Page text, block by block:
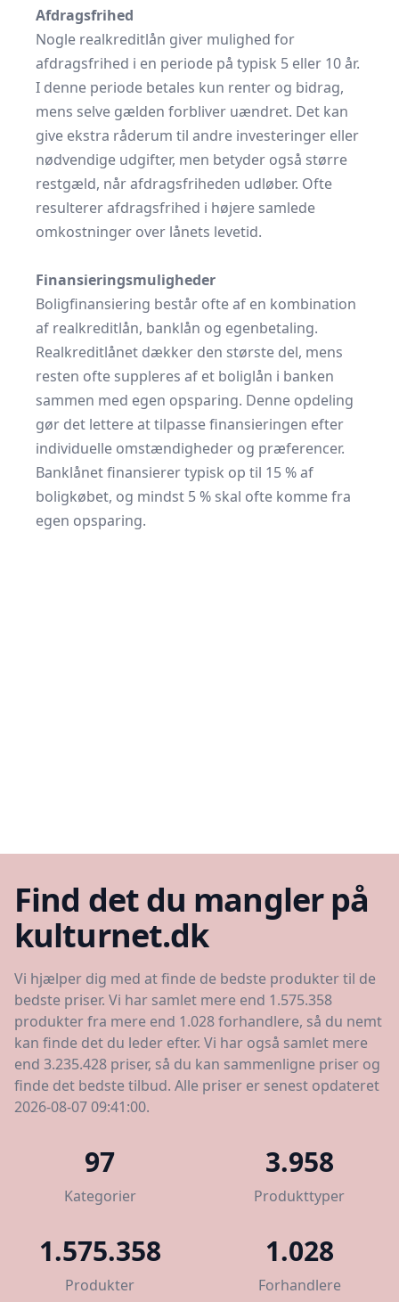
Afdragsfrihed
Nogle realkreditlån giver mulighed for
afdragsfrihed i en periode på typisk 5 eller 10 år.
I denne periode betales kun renter og bidrag,
mens selve gælden forbliver uændret. Det kan
give ekstra råderum til andre investeringer eller
nødvendige udgifter, men betyder også større
restgæld, når afdragsfriheden udløber. Ofte
resulterer afdragsfrihed i højere samlede
omkostninger over lånets levetid.
Finansieringsmuligheder
Boligfinansiering består ofte af en kombination
af realkreditlån, banklån og egenbetaling.
Realkreditlånet dækker den største del, mens
resten ofte suppleres af et boliglån i banken
sammen med egen opsparing. Denne opdeling
gør det lettere at tilpasse finansieringen efter
individuelle omstændigheder og præferencer.
Banklånet finansierer typisk op til 15 % af
boligkøbet, og mindst 5 % skal ofte komme fra
egen opsparing.
Find det du mangler på
kulturnet.dk
Vi hjælper dig med at finde de bedste produkter til de
bedste priser. Vi har samlet mere end 1.575.358
produkter fra mere end 1.028 forhandlere, så du nemt
kan finde det du leder efter. Vi har også samlet mere
end 3.235.428 priser, så du kan sammenligne priser og
finde det bedste tilbud. Alle priser er senest opdateret
2026-08-07 09:41:00.
97
Kategorier
3.958
Produkttyper
1.575.358
Produkter
1.028
Forhandlere